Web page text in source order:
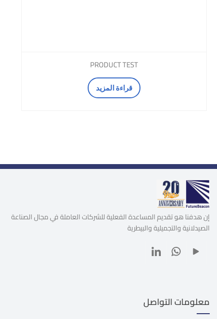
PRODUCT TEST
قراءة المزيد
إن هدفنا هو تقديم المساعدة الفعلية للشركات العاملة في مجال الصناعة
الصيدلانية والتجميلية والبيطرية
معلومات التواصل